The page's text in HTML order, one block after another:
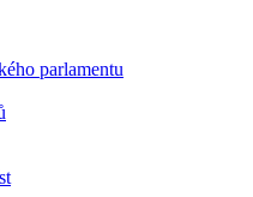
parlamentu